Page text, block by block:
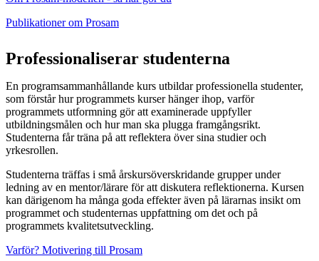
Publikationer om Prosam
Professionaliserar studenterna
En programsammanhållande kurs utbildar professionella studenter,
som förstår hur programmets kurser hänger ihop, varför
programmets utformning gör att examinerade uppfyller
utbildningsmålen och hur man ska plugga framgångsrikt.
Studenterna får träna på att reflektera över sina studier och
yrkesrollen.
Studenterna träffas i små årskursöverskridande grupper under
ledning av en mentor/lärare för att diskutera reflektionerna. Kursen
kan därigenom ha många goda effekter även på lärarnas insikt om
programmet och studenternas uppfattning om det och på
programmets kvalitetsutveckling.
Varför? Motivering till Prosam